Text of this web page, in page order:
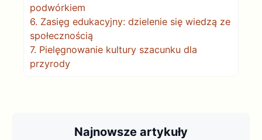
podwórkiem
6. Zasięg edukacyjny: dzielenie się wiedzą ze
społecznością
7. Pielęgnowanie kultury szacunku dla
przyrody
Najnowsze artykuły